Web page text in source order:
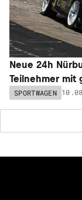
Neue 24h
Teilnehmer mit
SPORTWAGEN